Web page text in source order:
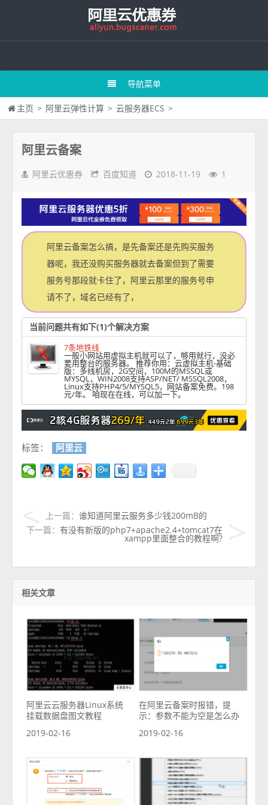
导航菜单
主页 > 阿里云弹性计算 > 云服务器ECS >
阿里云备案
阿里云优惠券 百度知道 2018-11-19 1
阿里云备案怎么搞，是先备案还是先购买服务
器呢，我还没购买服务器就去备案但到了需要
服务号那段就卡住了，阿里云那里的服务号申
请不了，域名已经有了，
当前问题共有如下(1)个解决方案
7条地铁线
一般小网站用虚拟主机就可以了，够用就行，没必
要用整台的服务器。 推荐你用：云虚拟主机-基础
版：多线机房，2G空间，100M的MSSQL或
MYSQL，WIN2008支持ASP/NET/ MSSQL2008，
Linux支持PHP4/5/MYSQL5，网站备案免费。198
元/年。 咱现在在线，可以加一下。
标签： 阿里云
上一篇： 谁知道阿里云服务多少钱200mB的
下一篇： 有没有新版的php7+apache2.4+tomcat7在
xampp里面整合的教程啊?
相关文章
阿里云云服务器Linux系统
挂载数据盘图文教程
2019-02-16
在阿里云备案时报错，提
示：参数不能为空是怎么办
2019-02-16